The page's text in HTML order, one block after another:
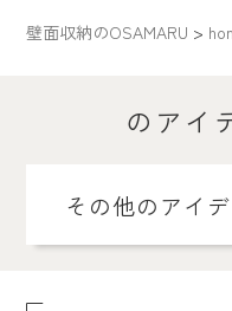
壁面収納のOSAMARU >
のアイ
その他のアイ